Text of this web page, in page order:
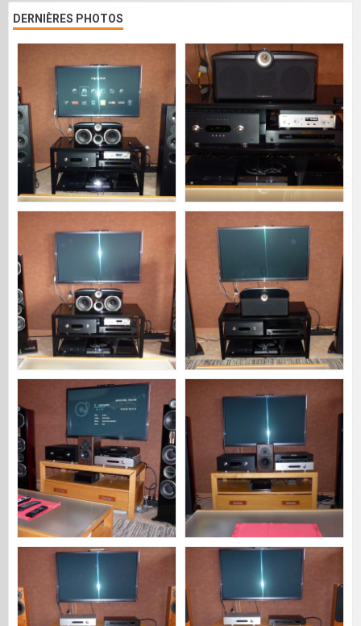
DERNIÈRES PHOTOS